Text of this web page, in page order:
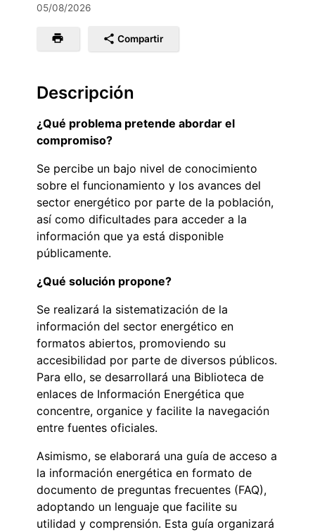
05/08/2026
Compartir
Descripción
¿Qué problema pretende abordar el
compromiso?
Se percibe un bajo nivel de conocimiento
sobre el funcionamiento y los avances del
sector energético por parte de la población,
así como dificultades para acceder a la
información que ya está disponible
públicamente.
¿Qué solución propone?
Se realizará la sistematización de la
información del sector energético en
formatos abiertos, promoviendo su
accesibilidad por parte de diversos públicos.
Para ello, se desarrollará una Biblioteca de
enlaces de Información Energética que
concentre, organice y facilite la navegación
entre fuentes oficiales.
Asimismo, se elaborará una guía de acceso a
la información energética en formato de
documento de preguntas frecuentes (FAQ),
adoptando un lenguaje que facilite su
utilidad y comprensión. Esta guía organizará